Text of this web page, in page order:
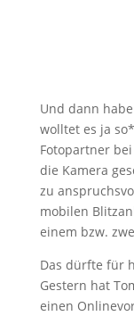
Und dann
wolltet es ja
Fotopartner
die Kamera
zu
mobilen
einem bzw.
Das dürfte für
Gestern hat
einen